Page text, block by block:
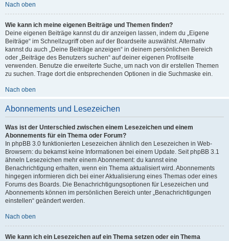
Nach oben
Wie kann ich meine eigenen Beiträge und Themen finden?
Deine eigenen Beiträge kannst du dir anzeigen lassen, indem du „Eigene
Beiträge“ im Schnellzugriff oben auf der Boardseite auswählst. Alternativ
kannst du auch „Deine Beiträge anzeigen“ in deinem persönlichen Bereich
oder „Beiträge des Benutzers suchen“ auf deiner eigenen Profilseite
verwenden. Benutze die erweiterte Suche, um nach von dir erstellen Themen
zu suchen. Trage dort die entsprechenden Optionen in die Suchmaske ein.
Nach oben
Abonnements und Lesezeichen
Was ist der Unterschied zwischen einem Lesezeichen und einem
Abonnements für ein Thema oder Forum?
In phpBB 3.0 funktionierten Lesezeichen ähnlich den Lesezeichen in Web-
Browsern: du bekamst keine Informationen bei einem Update. Seit phpBB 3.1
ähneln Lesezeichen mehr einem Abonnement: du kannst eine
Benachrichtigung erhalten, wenn ein Thema aktualisiert wird. Abonnements
hingegen informieren dich bei einer Aktualisierung eines Themas oder eines
Forums des Boards. Die Benachrichtigungsoptionen für Lesezeichen und
Abonnements können im persönlichen Bereich unter „Benachrichtigungen
einstellen“ geändert werden.
Nach oben
Wie kann ich ein Lesezeichen auf ein Thema setzen oder ein Thema